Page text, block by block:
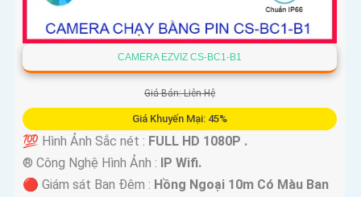
CAMERA EZVIZ CS-BC1-B1
Giá Bán: Liên Hệ
Giá Khuyến Mại: 45%
💯 Hình Ảnh Sắc nét : FULL HD 1080P .
®️ Công Nghệ Hình Ảnh : IP Wifi.
🔴 Giám sát Ban Đêm : Hồng Ngoại 10m Có Màu Ban